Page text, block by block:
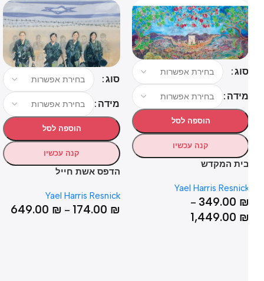
הוספה לסל
קנה עכשיו
המקדש
Yael Harris
349.00
–
1,449.00
סוג
מידה
הוספה לסל
קנה עכשיו
הדפס אשת חייל
Yael Harris Resnick
174.00
–
649.00₪